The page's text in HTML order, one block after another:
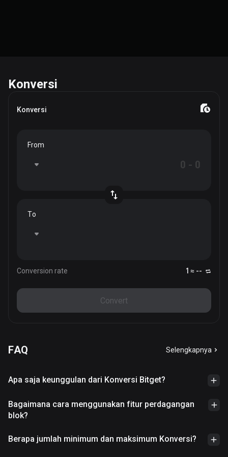
Konversi
Konversi
From
To
Conversion rate 1 ≈ --
Convert
FAQ Selengkapnya
Apa saja keunggulan dari Konversi Bitget?
Bagaimana cara menggunakan fitur perdagangan
blok?
Berapa jumlah minimum dan maksimum Konversi?